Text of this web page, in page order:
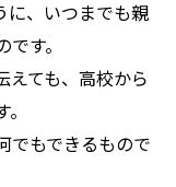
に、いつまでも親
す。
えても、高校から
でもできるもので